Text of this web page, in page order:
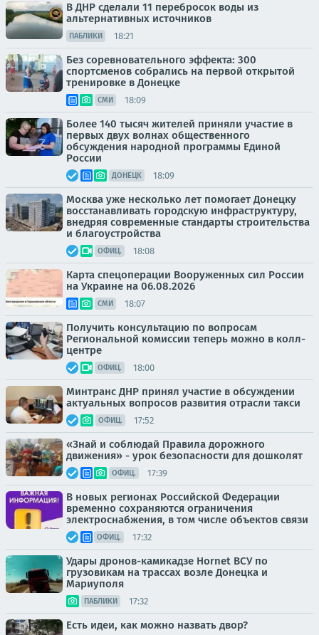
В ДНР сделали 11 перебросок воды из
альтернативных источников
ПАБЛИКИ 18:21
Без соревновательного эффекта: 300
спортсменов собрались на первой открытой
тренировке в Донецке
СМИ 18:09
Более 140 тысяч жителей приняли участие в
первых двух волнах общественного
обсуждения народной программы Единой
России
ДОНЕЦК 18:09
Москва уже несколько лет помогает Донецку
восстанавливать городскую инфраструктуру,
внедряя современные стандарты строительства
и благоустройства
ОФИЦ. 18:08
Карта спецоперации Вооруженных сил России
на Украине на 06.08.2026
СМИ 18:07
Получить консультацию по вопросам
Региональной комиссии теперь можно в колл-
центре
ОФИЦ. 18:00
Минтранс ДНР принял участие в обсуждении
актуальных вопросов развития отрасли такси
ОФИЦ. 17:52
«Знай и соблюдай Правила дорожного
движения» - урок безопасности для дошколят
ОФИЦ. 17:39
В новых регионах Российской Федерации
временно сохраняются ограничения
электроснабжения, в том числе объектов связи
ОФИЦ. 17:32
Удары дронов-камикадзе Hornet ВСУ по
грузовикам на трассах возле Донецка и
Мариуполя
ПАБЛИКИ 17:32
Есть идеи, как можно назвать двор?